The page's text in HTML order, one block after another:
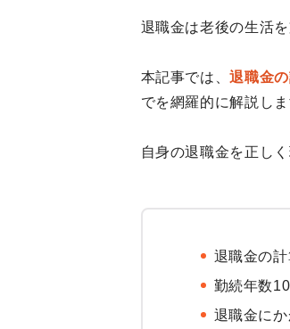
退職金は老後の生活
本記事では、退職金
でを網羅的に解説しま
自身の退職金を正し
退職金の
勤続年数
退職金に